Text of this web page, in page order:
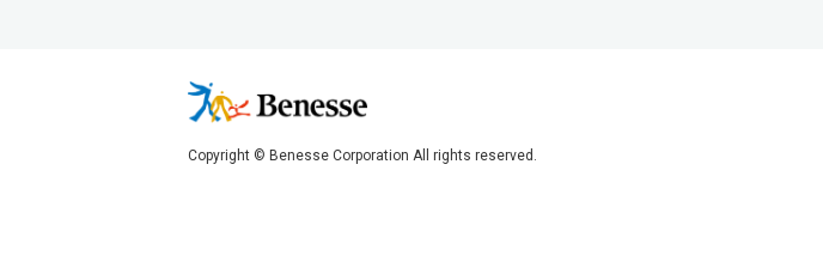
Copyright © Benesse Corporation All rights reserved.